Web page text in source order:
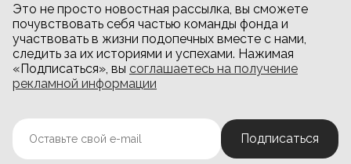
Это не просто новостная рассылка, вы сможете
почувствовать себя частью команды фонда и
участвовать в жизни подопечных вместе с нами,
следить за их историями и успехами. Нажимая
«Подписаться», вы соглашаетесь на получение
рекламной информации